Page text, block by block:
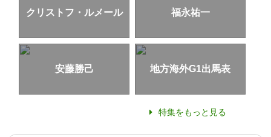
クリストフ・ルメール 福永祐一
安藤勝己 地方海外G1出馬表
特集をもっと見る